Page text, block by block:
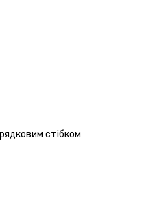
стібком